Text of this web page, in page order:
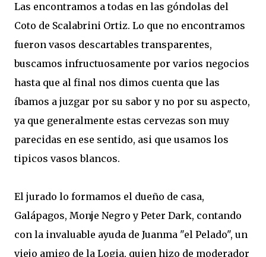
Las encontramos a todas en las góndolas del
Coto de Scalabrini Ortiz. Lo que no encontramos
fueron vasos descartables transparentes,
buscamos infructuosamente por varios negocios
hasta que al final nos dimos cuenta que las
íbamos a juzgar por su sabor y no por su aspecto,
ya que generalmente estas cervezas son muy
parecidas en ese sentido, asi que usamos los
tipicos vasos blancos.
El jurado lo formamos el dueño de casa,
Galápagos, Monje Negro y Peter Dark, contando
con la invaluable ayuda de Juanma "el Pelado", un
viejo amigo de la Logia, quien hizo de moderador